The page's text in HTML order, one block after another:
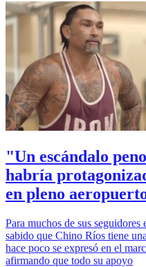
"Un escándalo
habría
en pleno
Para muchos de sus
sabido que Chino Ríos tiene
hace poco se expresó en el
afirmando que todo su apoyo